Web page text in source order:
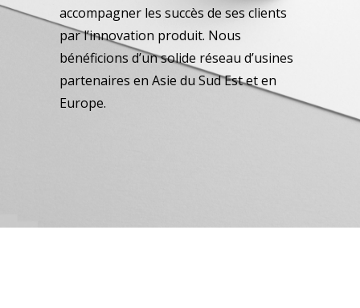
accompagner les succès de ses clients
par l’innovation produit. Nous
bénéficions d’un solide réseau d’usines
partenaires en Asie du Sud Est et en
Europe.